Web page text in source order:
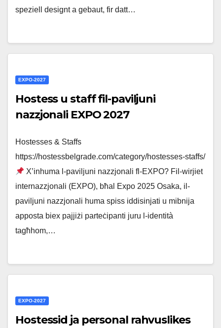
speziell designt a gebaut, fir datt…
EXPO-2027
Hostess u staff fil-paviljuni
nazzjonali EXPO 2027
Hostesses & Staffs
https://hostessbelgrade.com/category/hostesses-staffs/
X’inhuma l-paviljuni nazzjonali fl-EXPO? Fil-wirjiet
internazzjonali (EXPO), bħal Expo 2025 Osaka, il-
paviljuni nazzjonali huma spiss iddisinjati u mibnija
apposta biex pajjiżi parteċipanti juru l-identità
tagħhom,…
EXPO-2027
Hostessid ja personal rahvuslikes